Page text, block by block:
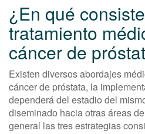
¿En qué
tratamiento
cáncer de
Existen diversos abordajes
cáncer de próstata, la
dependerá del estadio del
diseminado hacia otras áreas
general las tres estrategias